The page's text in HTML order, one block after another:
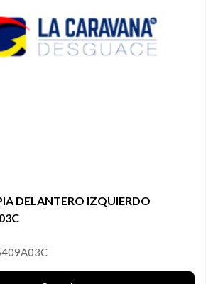
DELANTERO IZQUIERDO